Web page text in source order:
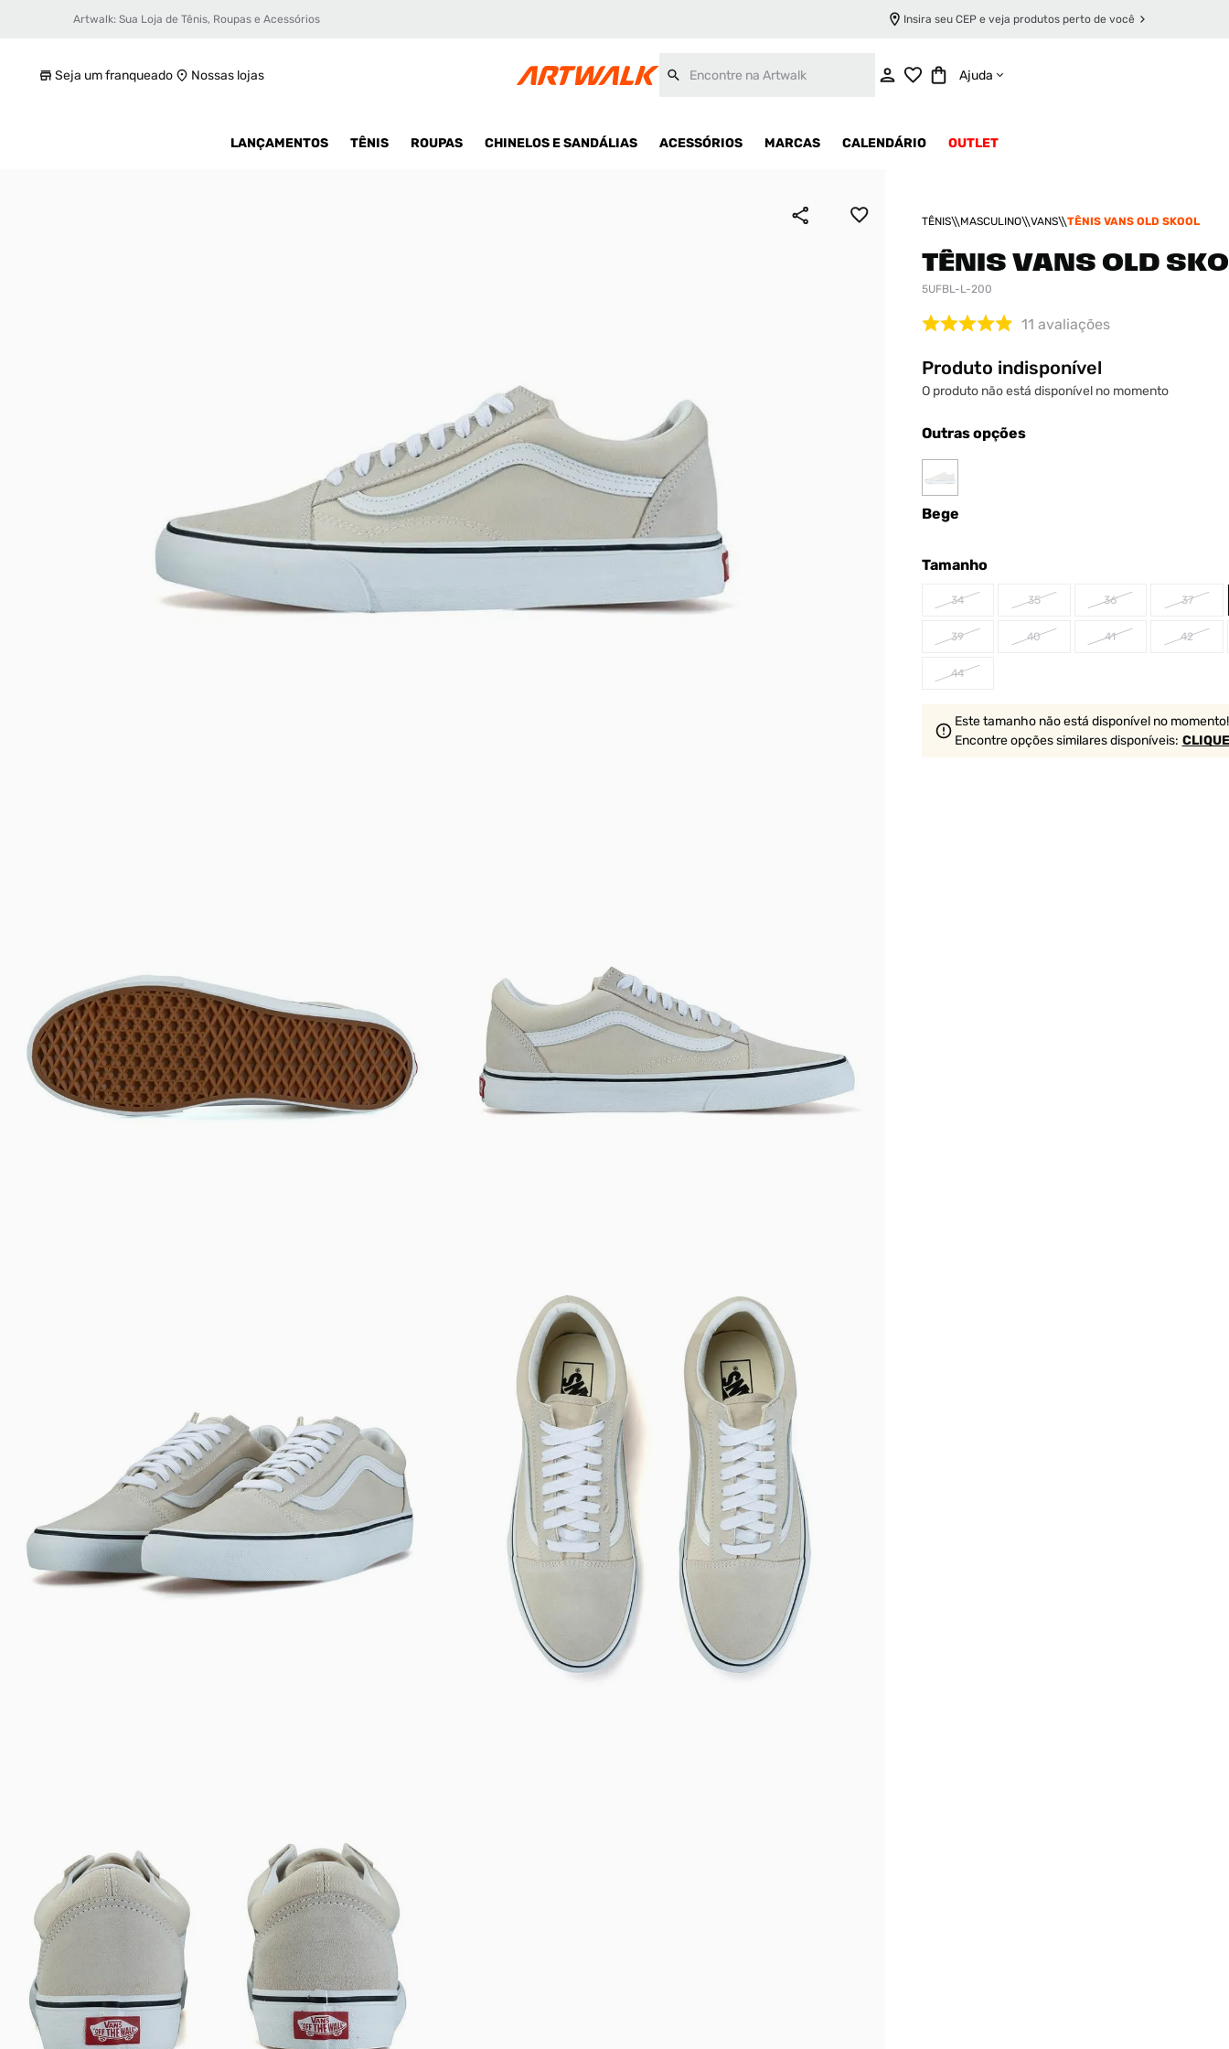
Artwalk: Sua Loja de Tênis, Roupas e Acessórios Insira seu CEP e veja produtos perto de você
Seja um franqueado Nossas lojas Ajuda
LANÇAMENTOS TÊNIS ROUPAS CHINELOS E SANDÁLIAS ACESSÓRIOS MARCAS CALENDÁRIO OUTLET
TÊNIS MASCULINO VANS TÊNIS VANS OLD SKOOL
TÊNIS VANS OLD
5UFBL-L-200
11 avaliações
Produto indisponível
O produto não está disponível no momento
Outras opções
Bege
Tamanho
34 35 36 37
39 40 41 42
44
Este tamanho não está disponível no momento!
Encontre opções similaresdisponíveis:
Tênis Vans Old Skool